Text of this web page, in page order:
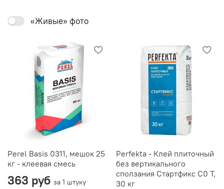
«Живые» фото
Perel Basis 0311, мешок 25
кг - клеевая смесь
363 руб за 1 штуку
Perfekta - Клей плиточный
без вертикального
сползания Стартфикс C0 T,
30 кг